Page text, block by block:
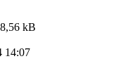
kB
14:07